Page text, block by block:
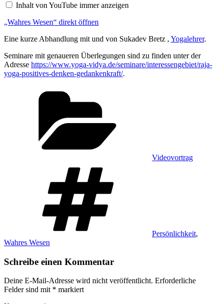
anzeigen
Inhalt von YouTube immer anzeigen
„Wahres Wesen“ direkt öffnen
Eine kurze Abhandlung mit und von Sukadev Bretz , Yogalehrer.
Seminare mit genaueren Überlegungen sind zu finden unter der
Adresse https://www.yoga-vidya.de/seminare/interessengebiet/raja-
yoga-positives-denken-gedankenkraft/.
Videovortrag
Persönlichkeit,
Wahres Wesen
Schreibe einen Kommentar
Deine E-Mail-Adresse wird nicht veröffentlicht. Erforderliche
Felder sind mit * markiert